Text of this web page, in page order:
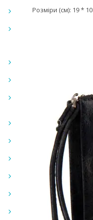
Розміри (см): 19 *